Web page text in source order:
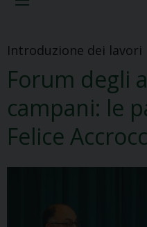
Introduzione dei lavori
Forum degli
campani: le
Felice